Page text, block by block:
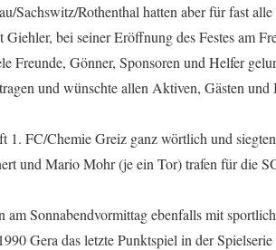
Rothenthal hatten aber für fast
bei seiner Eröffnung des Festes am
Freunde, Gönner, Sponsoren und Helfer
und wünschte allen Aktiven, Gästen und
1. FC/Chemie Greiz ganz wörtlich und
und Mario Mohr (je ein Tor) trafen für die
Sonnabendvormittag ebenfalls mit
Gera das letzte Punktspiel in der